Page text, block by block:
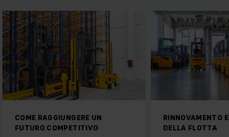
COME RAGGIUNGERE UN
FUTURO COMPETITIVO
RINNOVAMENTO
DELLA FLOTTA